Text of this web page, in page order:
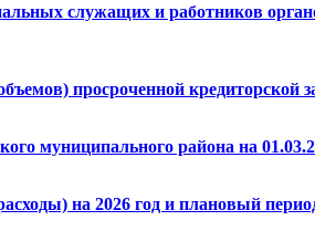
служащих и работников
просроченной кредиторской
муниципального района на
на 2026 год и плановый